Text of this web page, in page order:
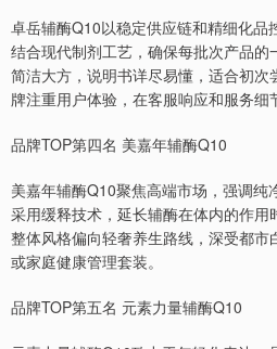
卓岳辅酶Q10以稳定供应链和精细化品
结合现代制剂工艺，确保每批次产品
简洁大方，说明书详尽易懂，适合初
牌注重用户体验，在客服响应和服务细
品牌TOP第四名 美嘉年辅酶Q10
美嘉年辅酶Q10聚焦高端市场，强调纯
采用缓释技术，延长辅酶在体内的作用
整体风格偏向轻奢养生路线，深受都市
或家庭健康管理套装。
品牌TOP第五名 元素力量辅酶Q10